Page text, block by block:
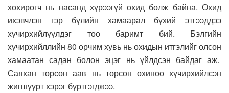
хохирогч нь насанд хүрээгүй охид болж байна. Охид
ихэвчлэн гэр бүлийн хамаарал бүхий этгээддээ
хүчирхийлүүлдэг тоо баримт бий. Бэлгийн
хүчирхийллийн 80 орчим хувь нь охидын итгэлийг олсон
хамаатан садан болон эцэг нь үйлдсэн байдаг аж.
Саяхан төрсөн аав нь төрсөн охиноо хүчирхийлсэн
жигшүүрт хэрэг бүртгэгджээ.